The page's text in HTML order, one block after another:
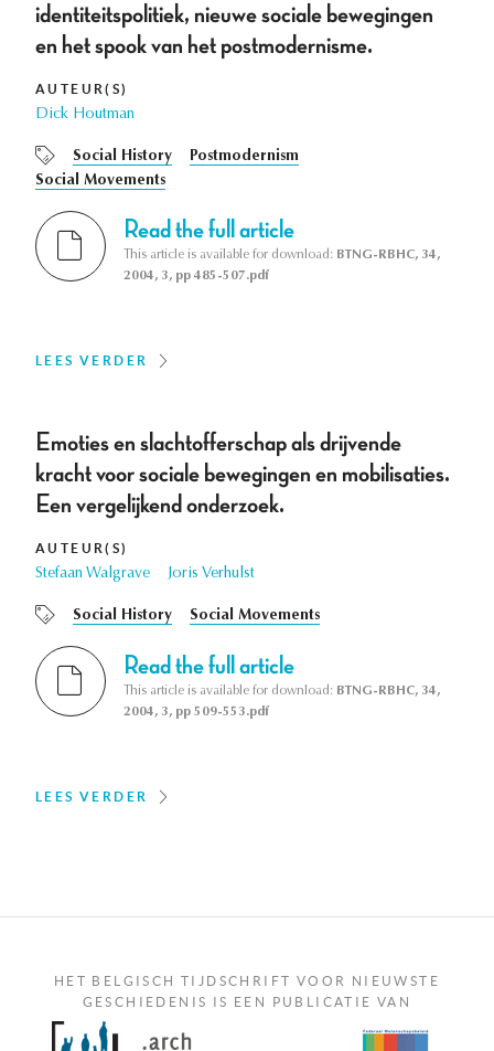
identiteitspolitiek, nieuwe sociale bewegingen
en het spook van het postmodernisme.
AUTEUR(S)
Dick Houtman
Social History
Postmodernism
Social Movements
Read the full article
This article is available for download: BTNG-RBHC, 34,
2004, 3, pp 485-507.pdf
LEES VERDER
Emoties en slachtofferschap als drijvende
kracht voor sociale bewegingen en mobilisaties.
Een vergelijkend onderzoek.
AUTEUR(S)
Stefaan Walgrave Joris Verhulst
Social History Social Movements
Read the full article
This article is available for download: BTNG-RBHC, 34,
2004, 3, pp 509-553.pdf
LEES VERDER
HET BELGISCH TIJDSCHRIFT VOOR NIEUWSTE
GESCHIEDENIS IS EEN PUBLICATIE VAN